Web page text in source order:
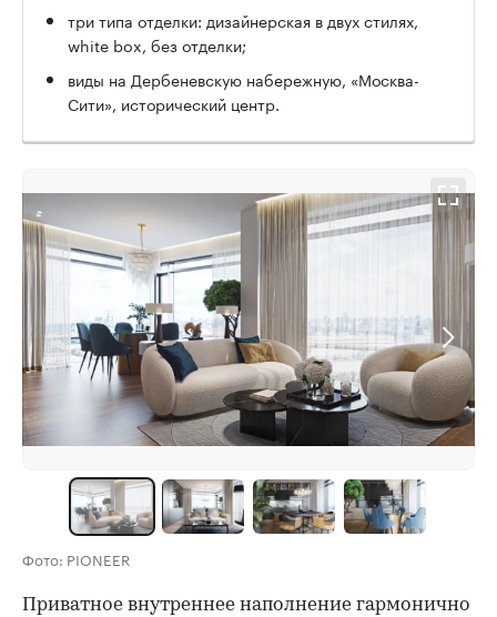
три типа отделки: дизайнерская в двух стилях,
white box, без отделки;
виды на Дербеневскую набережную, «Москва-
Сити», исторический центр.
Фото: PIONEER
Приватное внутреннее наполнение гармонично